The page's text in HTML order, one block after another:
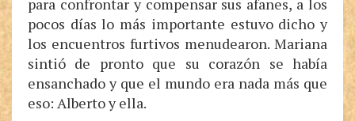
para confrontar y compensar sus afanes, a los
pocos días lo más importante estuvo dicho y
los encuentros furtivos menudearon. Mariana
sintió de pronto que su corazón se había
ensanchado y que el mundo era nada más que
eso: Alberto y ella.